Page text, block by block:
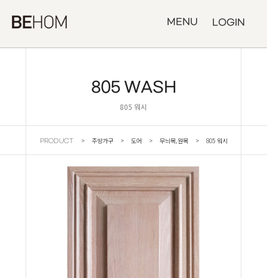
MENU LOGIN
805 WASH
805 워시
PRODUCT > 주방가구 > 도어 > 무늬목,원목 > 805 워시